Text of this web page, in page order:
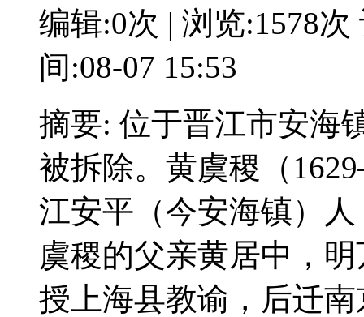
编辑:0次 | 浏览:1578次
间:08-07 15:53
摘要: 位于晋江市安海
被拆除。黄虞稷（
江安平（今安海镇）
虞稷的父亲黄居中，
授上海县教谕，后迁